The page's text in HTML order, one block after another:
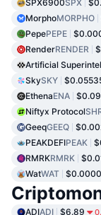
SPX6900SPX
MorphoMORPHO
PepePEPE
RenderRENDER
Artificial
SkySKY
EthenaENA
Niftyx Protocol
GeeqGEEQ
PEAKDEFIPEAK
RMRKRMRK
WatWAT
ADIADI $6.89